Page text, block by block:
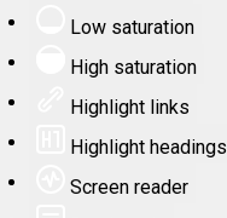
Low saturation
High saturation
Highlight links
Highlight headings
Screen reader